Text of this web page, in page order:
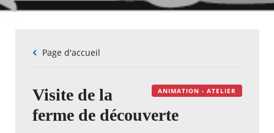
Fil
Page d'accueil
ANIMATION - ATELIER
Visite de la
ferme de découverte